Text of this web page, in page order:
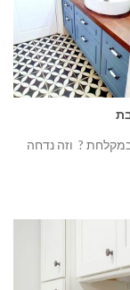
? ⁠ וזה נדחה